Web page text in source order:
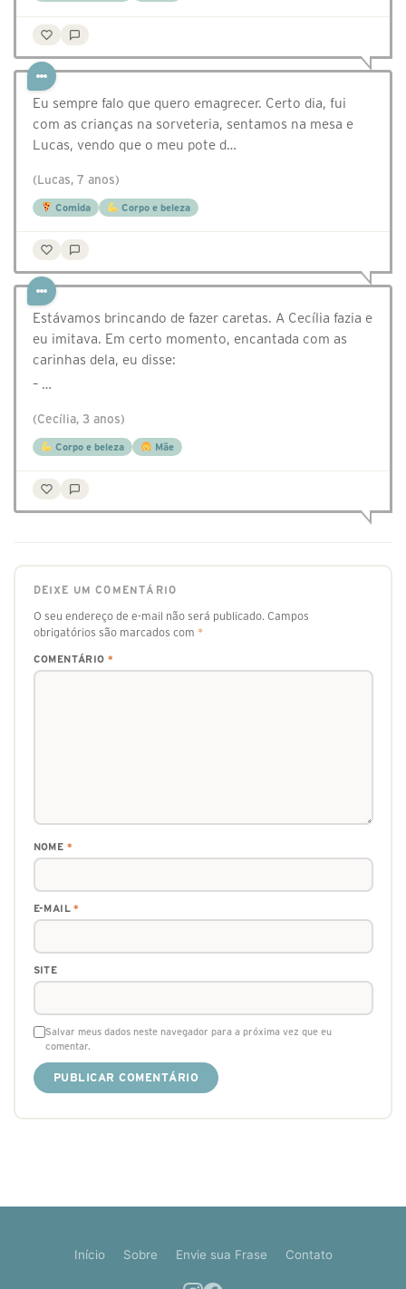
Eu sempre falo que quero emagrecer. Certo dia, fui
com as crianças na sorveteria, sentamos na mesa e
Lucas, vendo que o meu pote d…
(Lucas, 7 anos)
Comida Corpo e beleza
Estávamos brincando de fazer caretas. A Cecília fazia e
eu imitava. Em certo momento, encantada com as
carinhas dela, eu disse:
– …
(Cecília, 3 anos)
Corpo e beleza Mãe
DEIXE UM COMENTÁRIO
O seu endereço de e-mail não será publicado. Campos
obrigatórios são marcados com *
COMENTÁRIO *
NOME *
E-MAIL*
SITE
Salvar meus dados neste navegador para a próxima vez que eu
comentar.
Início Sobre Envie sua Frase Contato